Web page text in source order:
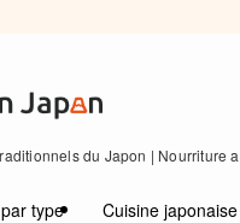
du Japon | Nourriture
type Cuisine